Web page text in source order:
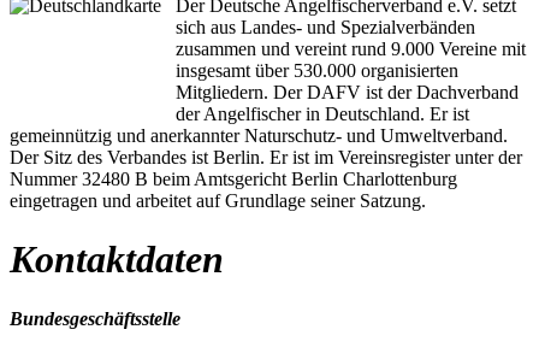
Der Deutsche Angelfischerverband e.V. setzt
sich aus Landes- und Spezialverbänden
zusammen und vereint rund 9.000 Vereine mit
insgesamt über 530.000 organisierten
Mitgliedern. Der DAFV ist der Dachverband
der Angelfischer in Deutschland. Er ist
gemeinnützig und anerkannter Naturschutz- und Umweltverband.
Der Sitz des Verbandes ist Berlin. Er ist im Vereinsregister unter der
Nummer 32480 B beim Amtsgericht Berlin Charlottenburg
eingetragen und arbeitet auf Grundlage seiner Satzung.
Kontaktdaten
Bundesgeschäftsstelle